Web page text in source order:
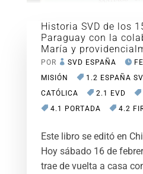
Historia SVD de los
Paraguay con la
María y
POR SVD ESPAÑA
MISIÓN
1.2 ESPAÑA
CATÓLICA
2.1 EVD
4.1 PORTADA
4.2
Este libro se editó en
Hoy sábado 16 de
trae de vuelta a casa